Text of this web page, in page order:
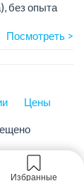
без опыта
Посмотреть >
Цены
Избранные